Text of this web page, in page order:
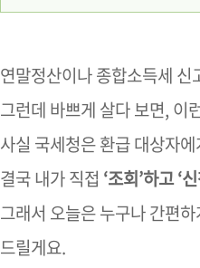
연말정산이나 종합소득세 신
그런데 바쁘게 살다 보면, 이
사실 국세청은 환급 대상자
결국 내가 직접 ‘조회’하고 ‘
그래서 오늘은 누구나 간편
드릴게요.